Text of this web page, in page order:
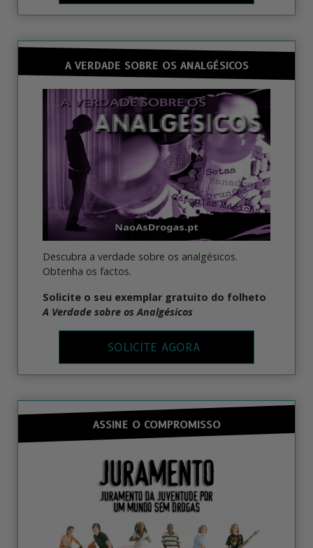
A VERDADE SOBRE OS ANALGÉSICOS
Descubra a verdade sobre os analgésicos.
Obtenha os factos.
Solicite o seu exemplar gratuito do folheto
A Verdade sobre os Analgésicos
SOLICITE AGORA
ASSINE O COMPROMISSO